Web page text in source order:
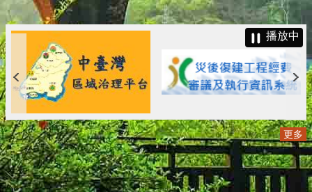
播放中
更多